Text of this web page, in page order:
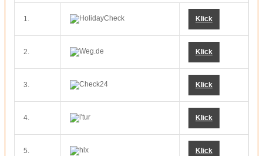
1. Klick
2. Klick
3. Klick
4. Klick
5. Klick